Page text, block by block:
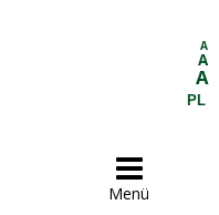
A
A
A
PL

Menü